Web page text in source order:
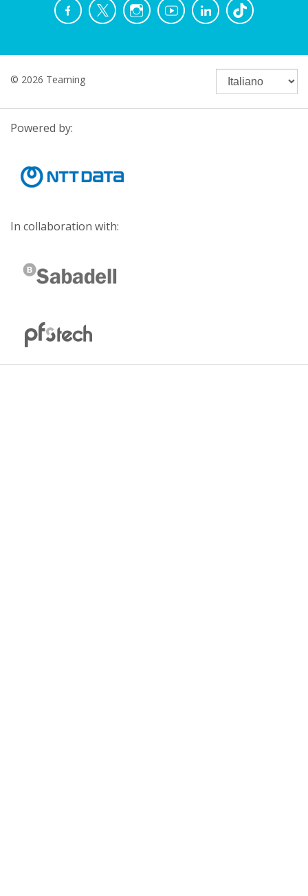
© 2026 Teaming
Powered by:
In collaboration with: